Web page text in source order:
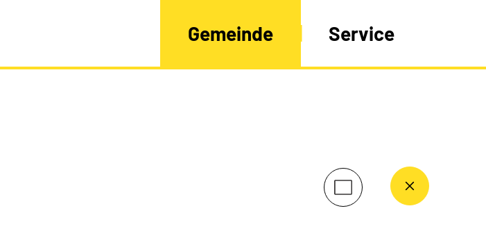
Gemeinde Service